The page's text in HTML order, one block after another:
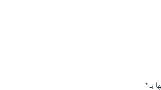
بـ *